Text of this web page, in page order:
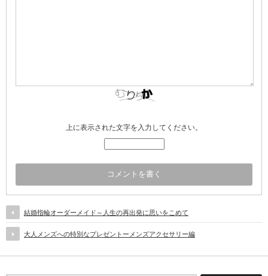
上に表示された文字を入力してください。
結婚指輪オーダーメイド～人生の再出発に思いをこめて
大人メンズへの特別なプレゼントーメンズアクセサリー編